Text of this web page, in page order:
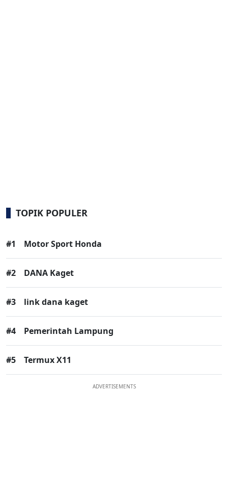
TOPIK POPULER
#1 Motor Sport Honda
#2 DANA Kaget
#3 link dana kaget
#4 Pemerintah Lampung
#5 Termux X11
ADVERTISEMENTS